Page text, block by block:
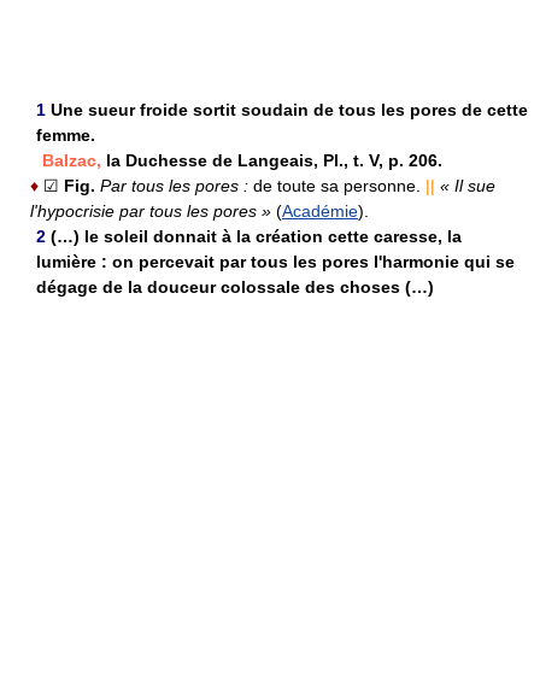
1 Une sueur froide sortit soudain de tous les pores de cette
femme.
Balzac, la Duchesse de Langeais, Pl., t. V, p. 206.
♦ ☑ Fig. Par tous les pores : de toute sa personne. || « Il sue
l'hypocrisie par tous les pores » (Académie).
2 (…) le soleil donnait à la création cette caresse, la
lumière : on percevait par tous les pores l'harmonie qui se
dégage de la douceur colossale des choses (…)